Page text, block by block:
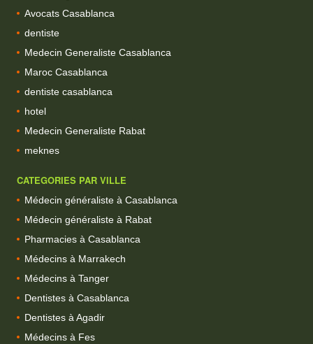
Avocats Casablanca
dentiste
Medecin Generaliste Casablanca
Maroc Casablanca
dentiste casablanca
hotel
Medecin Generaliste Rabat
meknes
CATEGORIES PAR VILLE
Médecin généraliste à Casablanca
Médecin généraliste à Rabat
Pharmacies à Casablanca
Médecins à Marrakech
Médecins à Tanger
Dentistes à Casablanca
Dentistes à Agadir
Médecins à Fes